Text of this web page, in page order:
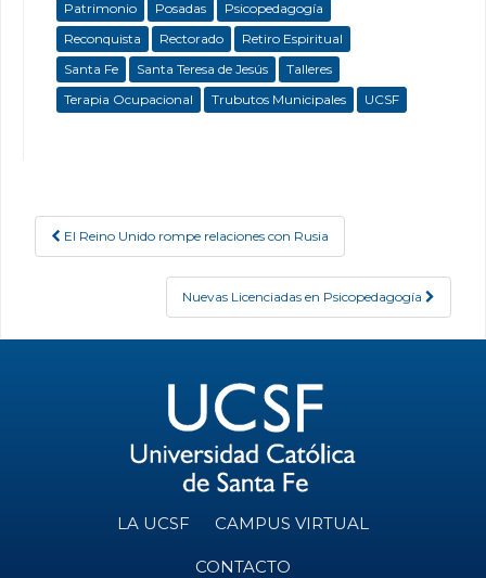
Patrimonio
Posadas
Psicopedagogía
Reconquista
Rectorado
Retiro Espiritual
Santa Fe
Santa Teresa de Jesús
Talleres
Terapia Ocupacional
Trubutos Municipales UCSF
Post navigation
El Reino Unido rompe relaciones con Rusia
Nuevas Licenciadas en Psicopedagogía
LA UCSF CAMPUS VIRTUAL
CONTACTO